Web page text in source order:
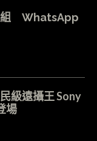
組 WhatsApp
級遠攝王 Sony
場